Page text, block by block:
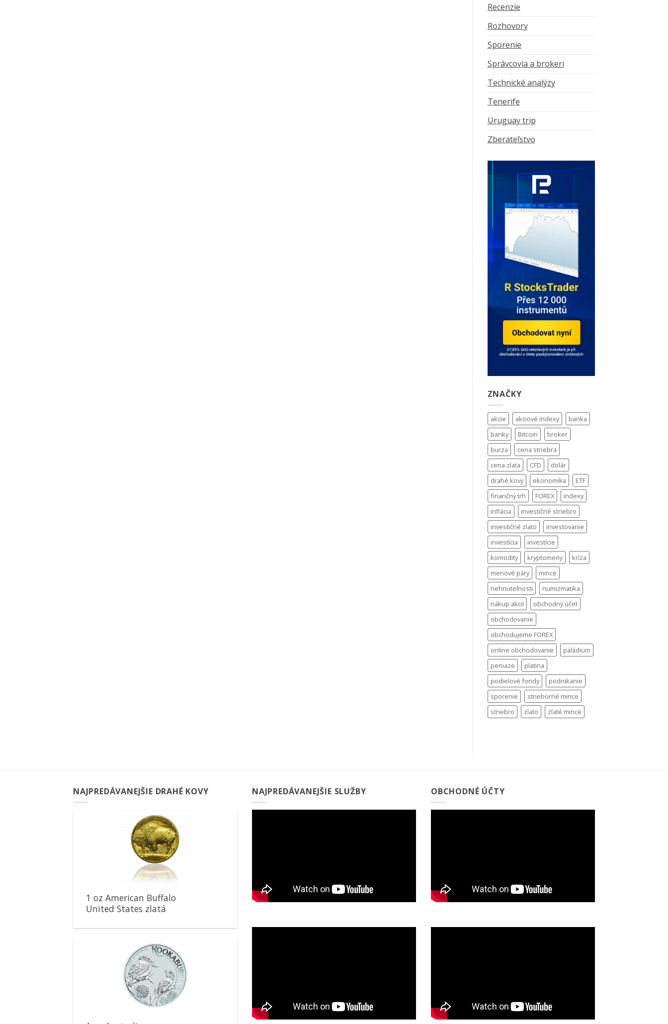
Recenzie
Rozhovory
Sporenie
Správcovia a brokeri
Technické analýzy
Tenerife
Uruguay trip
Zberateľstvo
ZNAČKY
akcie akciové indexy
banka
banky
Bitcoin
broker
burza
cena striebra
cena zlata
CFD
dolár
drahé kovy
ekonomika
ETF
finančný trh
FOREX
indexy
inflácia
investičné striebro
investičné zlato
investovanie
investícia
investície
komodity
kryptomeny
kríza
menové páry
mince
nehnuteľnosti
numizmatika
nákup akcií
obchodný účet
obchodovanie
obchodujeme FOREX
online obchodovanie
paládium
peniaze
platina
podielové fondy
podnikanie
sporenie
strieborné mince
striebro
zlato zlaté mince
NAJPREDÁVANEJŠIE DRAHÉ KOVY
Pridať k
obľúbeným
1 oz American Buffalo
United States zlatá
Pridať k
obľúbeným
NAJPREDÁVANEJŠIE SLUŽBY OBCHODNÉ ÚČTY